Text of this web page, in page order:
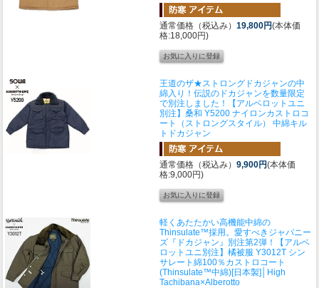
通常価格（税込み） 19,800円(本体価
格:18,000円)
王道のザ★ストロングドカジャンの中
綿入り！伝説のドカジャンを数量限定
で別注しました！
【アルベロットユニ
別注】桑和 Y5200 ナイロンカストロコ
ート（ストロングスタイル） 中綿キル
トドカジャン
通常価格（税込み） 9,900円(本体価
格:9,000円)
軽くあたたかい高機能中綿の
Thinsulate™採用。愛すべきジャパニー
ズ『ドカジャン』別注第2弾！
【アルベ
ロットユニ別注】橘被服 Y3012T シン
サレート綿100％カストロコート
(Thinsulate™中綿)[日本製]│High
Tachibana×Alberotto